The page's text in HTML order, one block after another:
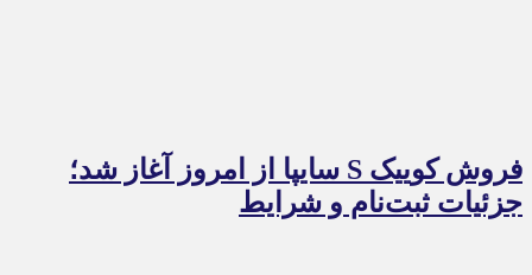
فروش کوییک S سایپا از امروز آغاز شد؛
جزئیات ثبت‌نام و شرایط